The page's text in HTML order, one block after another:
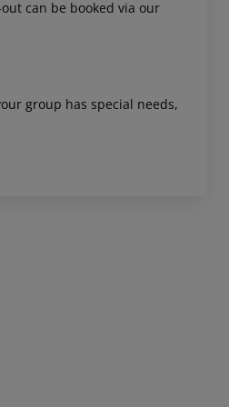
can be booked via our
group has special needs,